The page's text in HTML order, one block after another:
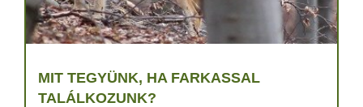
MIT TEGYÜNK, HA FARKASSAL
TALÁLKOZUNK?